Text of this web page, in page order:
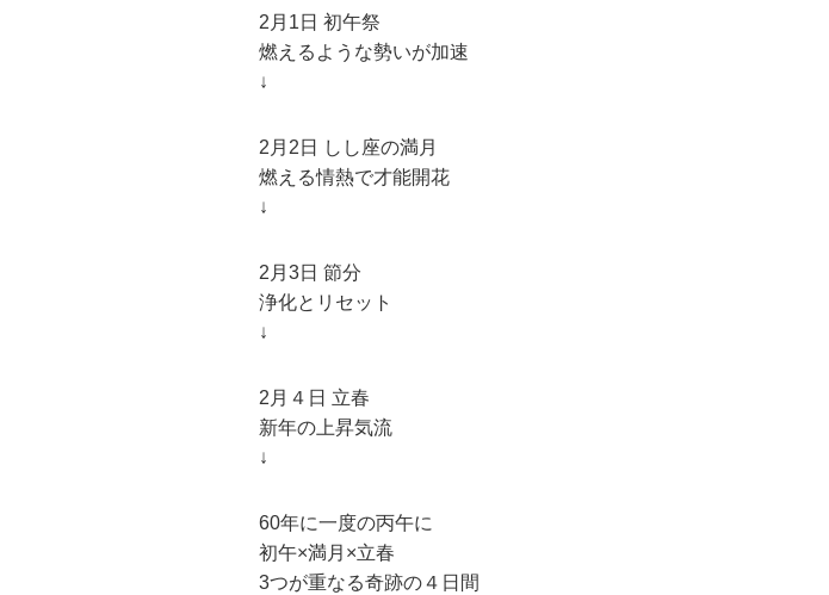
2月1日 初午祭
燃えるような勢いが加速
↓
2月2日 しし座の満月
燃える情熱で才能開花
↓
2月3日 節分
浄化とリセット
↓
2月４日 立春
新年の上昇気流
↓
60年に一度の丙午に
初午×満月×立春
3つが重なる奇跡の４日間